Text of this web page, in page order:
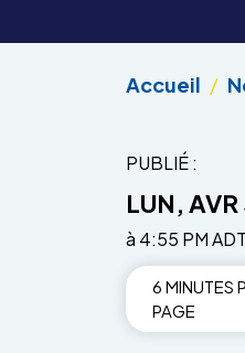
Accueil
PUBLIÉ :
LUN,
à 4:55 PM ADT
6 MINUTES
PAGE